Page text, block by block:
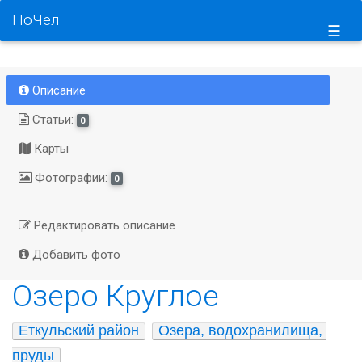
☰
ПоЧел
Описание
Статьи:
0
Карты
Фотографии:
0
Редактировать описание
Добавить фото
Озеро Круглое
Еткульский район
Озера, водохранилища,
пруды